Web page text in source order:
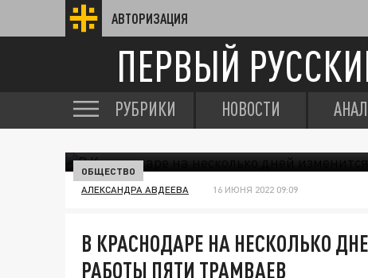
АВТОРИЗАЦИЯ
ПЕРВЫЙ
РУБРИКИ НОВОСТИ
ОБЩЕСТВО
АЛЕКСАНДРА АВДЕЕВА 16 ИЮНЯ 2022 09:09
В КРАСНОДАРЕ НА НЕСКОЛЬКО
РАБОТЫ ПЯТИ ТРАМВАЕВ